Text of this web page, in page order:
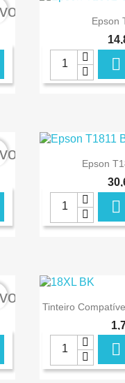

Epson


Epson


Tinteiro
